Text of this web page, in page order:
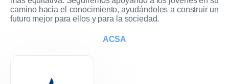
camino hacia el conocimiento, ayudándoles a construir un
futuro mejor para ellos y para la sociedad.
ACSA